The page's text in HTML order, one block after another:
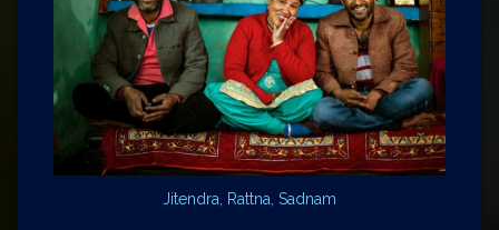
Jitendra, Rattna, Sadnam